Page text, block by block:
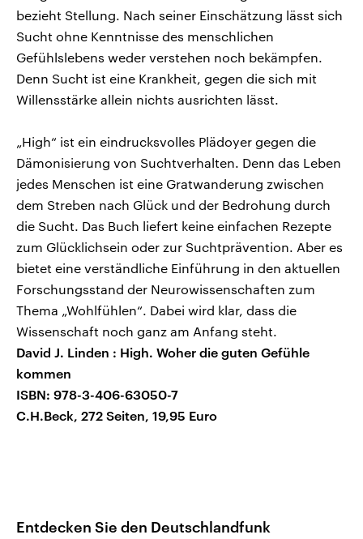
bezieht Stellung. Nach seiner Einschätzung lässt sich
Sucht ohne Kenntnisse des menschlichen
Gefühlslebens weder verstehen noch bekämpfen.
Denn Sucht ist eine Krankheit, gegen die sich mit
Willensstärke allein nichts ausrichten lässt.
„High“ ist ein eindrucksvolles Plädoyer gegen die
Dämonisierung von Suchtverhalten. Denn das Leben
jedes Menschen ist eine Gratwanderung zwischen
dem Streben nach Glück und der Bedrohung durch
die Sucht. Das Buch liefert keine einfachen Rezepte
zum Glücklichsein oder zur Suchtprävention. Aber es
bietet eine verständliche Einführung in den aktuellen
Forschungsstand der Neurowissenschaften zum
Thema „Wohlfühlen“. Dabei wird klar, dass die
Wissenschaft noch ganz am Anfang steht.
David J. Linden : High. Woher die guten Gefühle
kommen
ISBN: 978-3-406-63050-7
C.H.Beck, 272 Seiten, 19,95 Euro
Entdecken Sie den Deutschlandfunk